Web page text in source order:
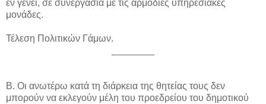
εν γένει, σε συνεργασία με τις αρμόδιες υπηρεσιακές
μονάδες.
Τέλεση Πολιτικών Γάμων.
Β. Οι ανωτέρω κατά τη διάρκεια της θητείας τους δεν
μπορούν να εκλεγούν μέλη του προεδρείου του δημοτικού